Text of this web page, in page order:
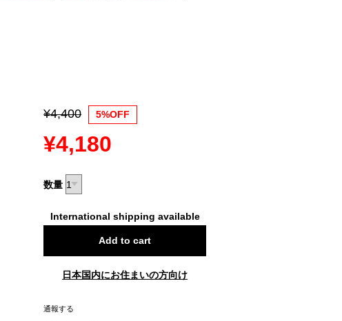
¥4,400 5%OFF
¥4,180
数量
International shipping available
Add to cart
日本国内にお住まいの方向け
通報する